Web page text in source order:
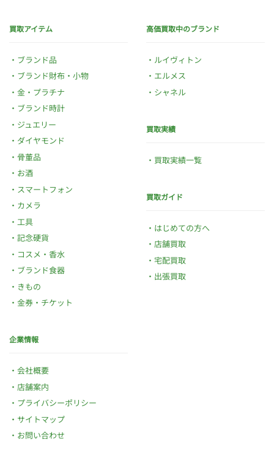
買取アイテム
ブランド品
ブランド財布・小物
金・プラチナ
ブランド時計
ジュエリー
ダイヤモンド
骨董品
お酒
スマートフォン
カメラ
工具
記念硬貨
コスメ・香水
ブランド食器
きもの
金券・チケット
高価買取中のブランド
ルイヴィトン
エルメス
シャネル
買取実績
買取実績一覧
買取ガイド
はじめての方へ
店舗買取
宅配買取
出張買取
企業情報
会社概要
店舗案内
プライバシーポリシー
サイトマップ
お問い合わせ